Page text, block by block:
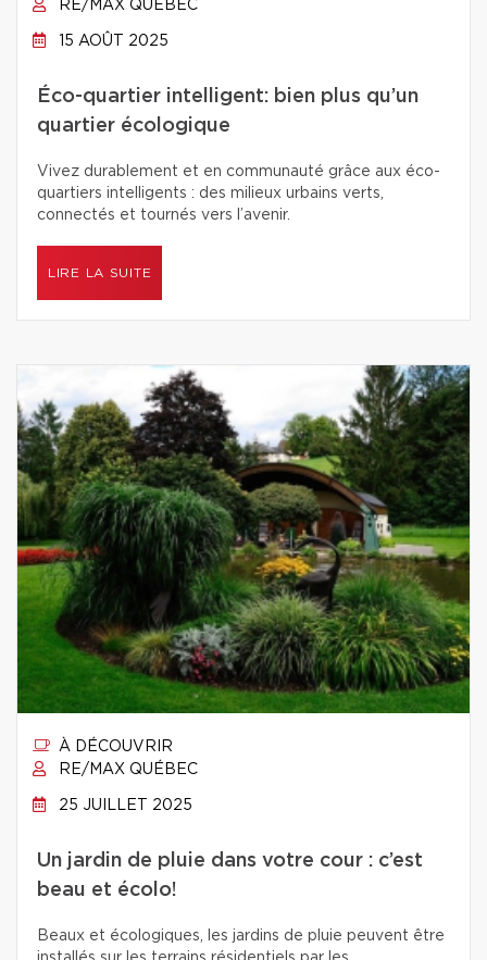
RE/MAX QUÉBEC
15 AOÛT 2025
Éco-quartier intelligent: bien plus qu’un
quartier écologique
Vivez durablement et en communauté grâce aux éco-
quartiers intelligents : des milieux urbains verts,
connectés et tournés vers l’avenir.
LIRE LA SUITE
À DÉCOUVRIR
RE/MAX QUÉBEC
25 JUILLET 2025
Un jardin de pluie dans votre cour : c’est
beau et écolo!
Beaux et écologiques, les jardins de pluie peuvent être